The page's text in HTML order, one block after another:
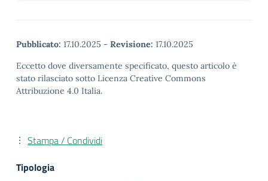
Pubblicato: 17.10.2025 - Revisione: 17.10.2025
Eccetto dove diversamente specificato, questo articolo è
stato rilasciato sotto Licenza Creative Commons
Attribuzione 4.0 Italia.
Stampa / Condividi
Tipologia